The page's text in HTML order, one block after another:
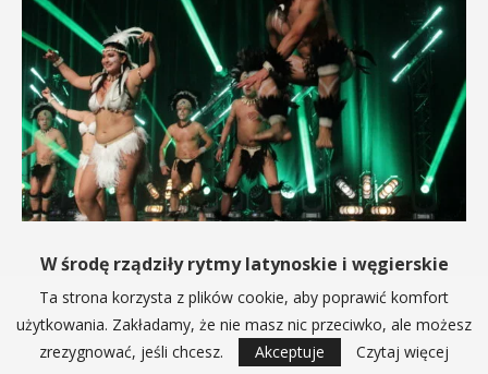
W środę rządziły rytmy latynoskie i węgierskie
15 lipca 2026
W środę 15 lipca, w trzecim dniu XII Międzynarodowych
Małopolskich Spotkań z Folklorem w…
Ta strona korzysta z plików cookie, aby poprawić komfort
użytkowania. Zakładamy, że nie masz nic przeciwko, ale możesz
zrezygnować, jeśli chcesz.
Akceptuje Czytaj więcej